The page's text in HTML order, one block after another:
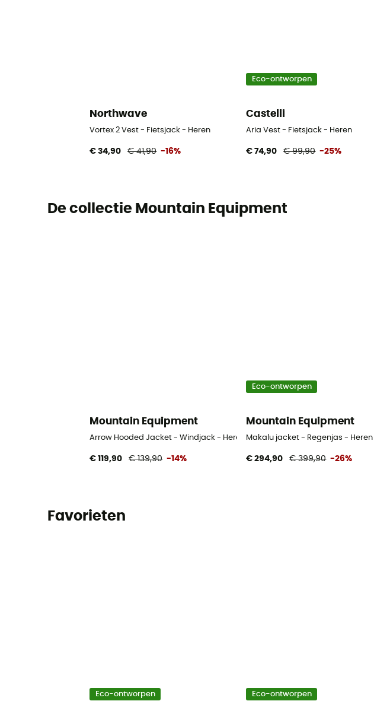
Northwave
Vortex 2 Vest - Fietsjack - Heren
€ 34,90 € 41,90 -16%
Eco-ontworpen
Castelli
Aria Vest - Fietsjack - Heren
€ 74,90 € 99,90 -25%
De collectie Mountain Equipment
Mountain Equipment
Arrow Hooded Jacket - Windjack - Heren
€ 119,90 € 139,90 -14%
Eco-ontworpen
Mountain Equipment
Makalu jacket - Regenjas - Heren
€ 294,90 € 399,90 -26%
Favorieten
Eco-ontworpen Eco-ontworpen